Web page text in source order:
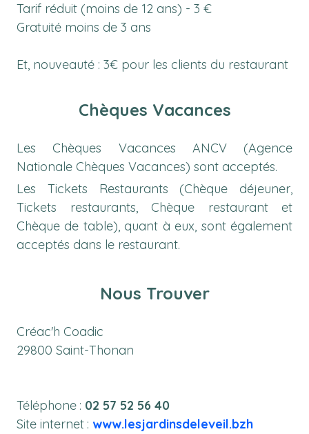
Tarif réduit (moins de 12 ans) - 3 €
Gratuité moins de 3 ans
​​​​​​​Et, nouveauté : 3€ pour les clients du restaurant
Chèques Vacances
Les Chèques Vacances ANCV (Agence
Nationale Chèques Vacances) sont acceptés.
Les Tickets Restaurants (Chèque déjeuner,
Tickets restaurants, Chèque restaurant et
Chèque de table), quant à eux, sont également
acceptés dans le restaurant.
Nous Trouver
Créac'h Coadic
29800 Saint-Thonan
Téléphone : 02 57 52 56 40
Site internet : www.lesjardinsdeleveil.bzh